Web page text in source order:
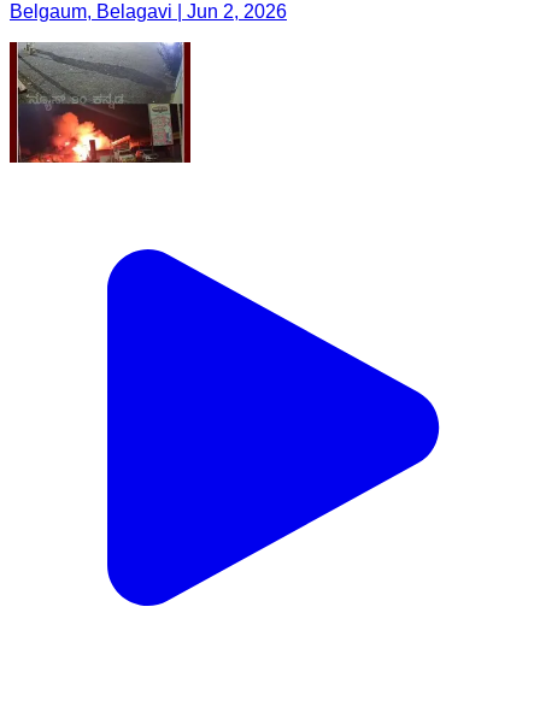
Belgaum, Belagavi | Jun 2, 2026